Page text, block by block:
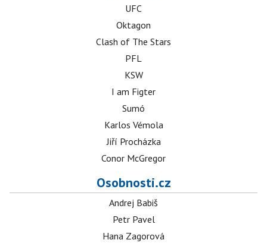
UFC
Oktagon
Clash of The Stars
PFL
KSW
I am Figter
Sumó
Karlos Vémola
Jiří Procházka
Conor McGregor
Osobnosti.cz
Andrej Babiš
Petr Pavel
Hana Zagorová